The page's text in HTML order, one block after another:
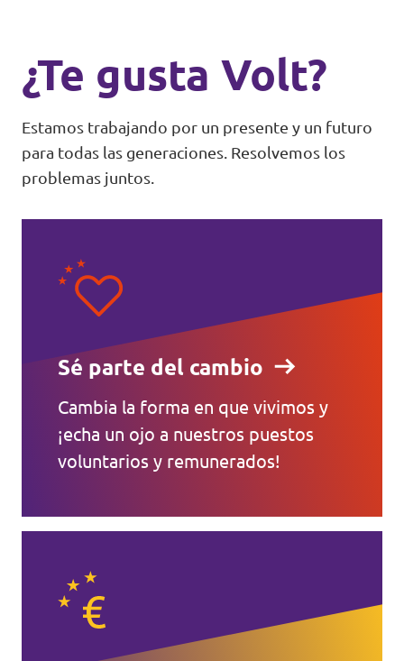
¿Te gusta Volt?
Estamos trabajando por un presente y un futuro
para todas las generaciones. Resolvemos los
problemas juntos.
Sé parte del cambio
Cambia la forma en que vivimos y
¡echa un ojo a nuestros puestos
voluntarios y remunerados!